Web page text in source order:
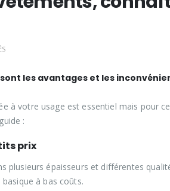
SUR
POUR
CONNAÎTRE
LES
MATIÈRES
les avantages et les
à votre usage est essentiel mais pour
:
prix
plusieurs épaisseurs et différentes
à bas coûts.